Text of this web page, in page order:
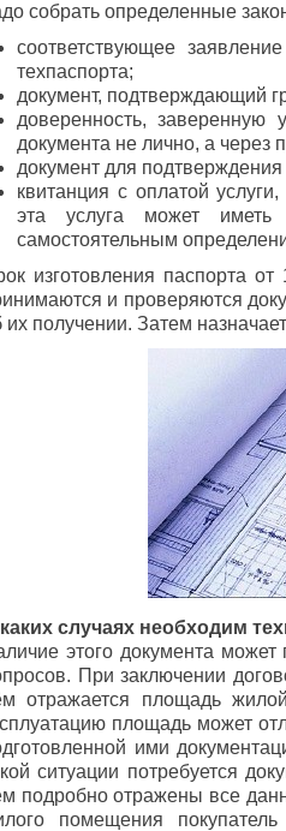
собрать определенные
соответствующее
техпаспорта;
документ, подтверждающий
доверенность, заверенную
документа не лично, а через
документ для
квитанция с оплатой
эта услуга может
самостоятельным
изготовления паспорта
и проверяются
их получении. Затем
случаях необходим
этого документа
При заключении
отражается площадь
площадь может
ими
ситуации потребуется
подробно отражены все
помещения